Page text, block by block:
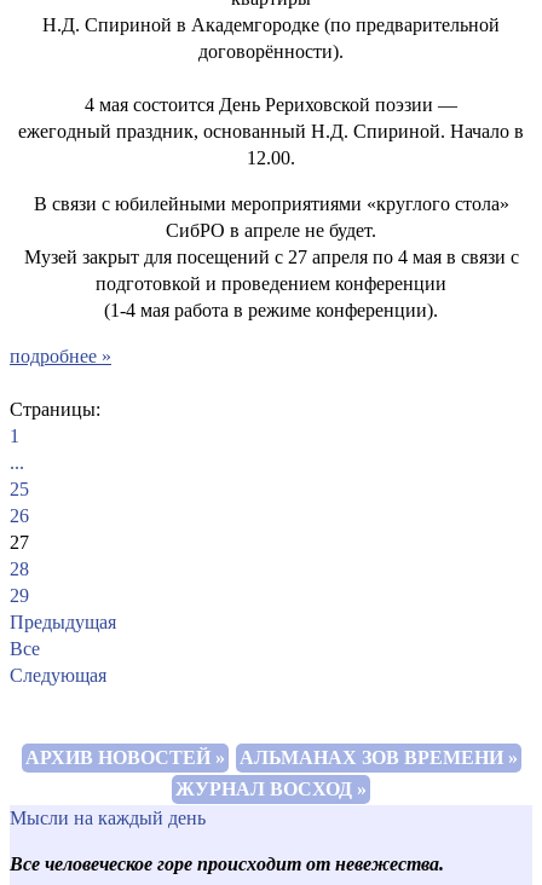
Н.Д. Спириной в Академгородке (по предварительной
договорённости).
4 мая состоится День Рериховской поэзии —
ежегодный праздник, основанный Н.Д. Спириной. Начало в
12.00.
В связи с юбилейными мероприятиями «круглого стола»
СибРО в апреле не будет.
Музей закрыт для посещений с 27 апреля по 4 мая в связи с
подготовкой и проведением конференции
(1-4 мая работа в режиме конференции).
подробнее »
Страницы:
1
...
25
26
27
28
29
Предыдущая
Все
Следующая
АРХИВ НОВОСТЕЙ »
АЛЬМАНАХ ЗОВ ВРЕМЕНИ »
ЖУРНАЛ ВОСХОД »
Мысли на каждый день
Все человеческое горе происходит от невежества.